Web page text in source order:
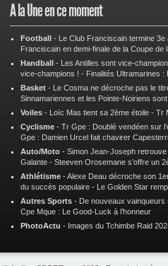
A la Une en ce moment
Football - Le Club Franciscain termine 3e
Franciscain en demi-finale de la Coupe de
Handball - Les Antilles sont vice-
vice-champions ! - Finalités Ultramarines :
Basket - Le Cosma ne décroche pas le
Sinnamariennes et les Pointe-Noiriens
Voiles - Loïc Mas tient sa 2ème étoile - Tr
Cyclisme - Tr Gpe : Doublé vendéen sur
Gpe : Damien Urcel fait chavirer
Auto/Moto - Simon Jean-Joseph
Galante - Steeven Orosemane s’offre un
Athlétisme -Alexe Deau décroche son
du succès populaire - Le Golden Star
Autres Sports - De nouveaux vainqueurs
Cpe Mque : Le Good-Luck à l’honneur
PhotoActu - Images du Tchimbe Raid